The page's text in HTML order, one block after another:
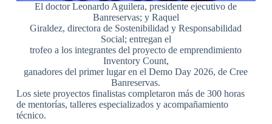
El doctor Leonardo Aguilera, presidente ejecutivo de
Banreservas; y Raquel
Giraldez, directora de Sostenibilidad y Responsabilidad
Social; entregan el
trofeo a los integrantes del proyecto de emprendimiento
Inventory Count,
ganadores del primer lugar en el Demo Day 2026, de Cree
Banreservas.
Los siete proyectos finalistas completaron más de 300 horas
de mentorías, talleres especializados y acompañamiento
técnico.